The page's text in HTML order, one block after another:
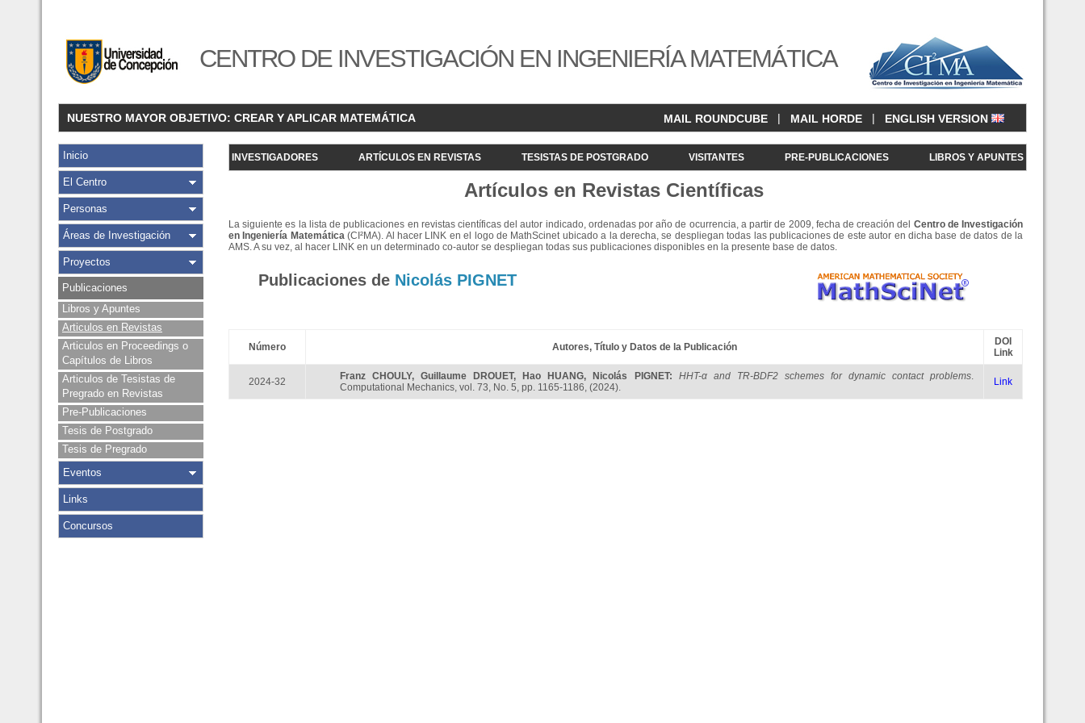
CENTRO DE INVESTIGACIÓN EN INGENIERÍA MATEMÁTICA
NUESTRO MAYOR OBJETIVO: CREAR Y APLICAR MATEMÁTICA MAIL ROUNDCUBE | MAIL HORDE | ENGLISH VERSION
Inicio
El Centro
Personas
Áreas de Investigación
Proyectos
Publicaciones
Libros y Apuntes
Articulos en Revistas
Articulos en Proceedings o
Capítulos de Libros
Articulos de Tesistas de
Pregrado en Revistas
Pre-Publicaciones
Tesis de Postgrado
Tesis de Pregrado
Eventos
Links
Concursos
INVESTIGADORES ARTÍCULOS EN REVISTAS TESISTAS DE POSTGRADO VISITANTES PRE-PUBLICACIONES LIBROS Y APUNTES
Artículos en Revistas Científicas
La siguiente es la lista de publicaciones en revistas científicas del autor indicado, ordenadas por año de ocurrencia, a partir de 2009, fecha de creación del Centro de Investigación
en Ingeniería Matemática(CI²MA). Al hacer LINK en el logo de MathScinet ubicado a la derecha, se despliegan todas las publicaciones de este autor en dicha base de datos de la
AMS. A su vez, al hacer LINK en un determinado co-autor se despliegan todas sus publicaciones disponibles en la presente base de datos.
Publicaciones de Nicolás PIGNET
Número Autores, Título y Datos de la Publicación
DOI
Link
2024-32 Franz CHOULY,Guillaume DROUET, Hao HUANG, Nicolás PIGNET: HHT-α and TR-BDF2 schemes for dynamic contact problems.
Computational Mechanics, vol. 73, No. 5, pp. 1165-1186, (2024).
Link